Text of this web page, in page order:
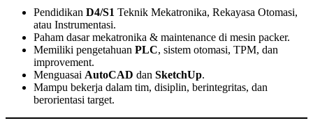
Pendidikan D4/S1 Teknik Mekatronika, Rekayasa Otomasi,
atau Instrumentasi.
Paham dasar mekatronika & maintenance di mesin packer.
Memiliki pengetahuan PLC, sistem otomasi, TPM, dan
improvement.
Menguasai AutoCAD dan SketchUp.
Mampu bekerja dalam tim, disiplin, berintegritas, dan
berorientasi target.